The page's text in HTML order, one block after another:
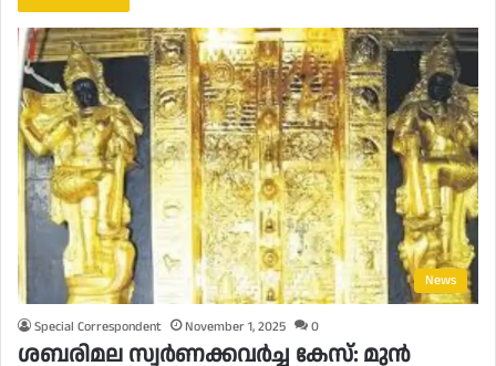
News
Special Correspondent November 1, 2025 0
ശബരിമല സ്വർണക്കവർച്ച കേസ്: മുൻ